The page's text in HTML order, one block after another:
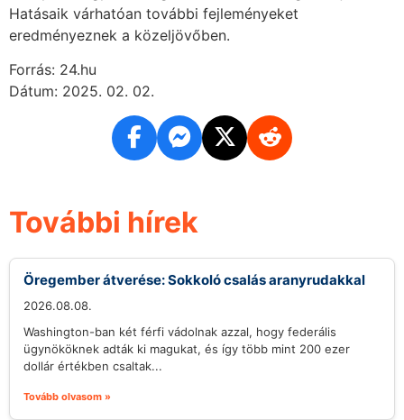
Hatásaik várhatóan további fejleményeket
eredményeznek a közeljövőben.
Forrás: 24.hu
Dátum: 2025. 02. 02.
További hírek
Öregember átverése: Sokkoló csalás aranyrudakkal
2026.08.08.
Washington-ban két férfi vádolnak azzal, hogy federális
ügynököknek adták ki magukat, és így több mint 200 ezer
dollár értékben csaltak...
Tovább olvasom »